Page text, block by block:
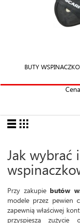
BUTY
Jak wybrać
Przy zakupie butów
modele przez pewien
zapewnią właściwej
przyspieszą